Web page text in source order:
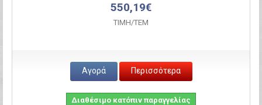
550,19€
ΤΙΜH/ΤΕΜ
Αγορά Περισσότερα
Διαθέσιμο κατόπιν παραγγελίας